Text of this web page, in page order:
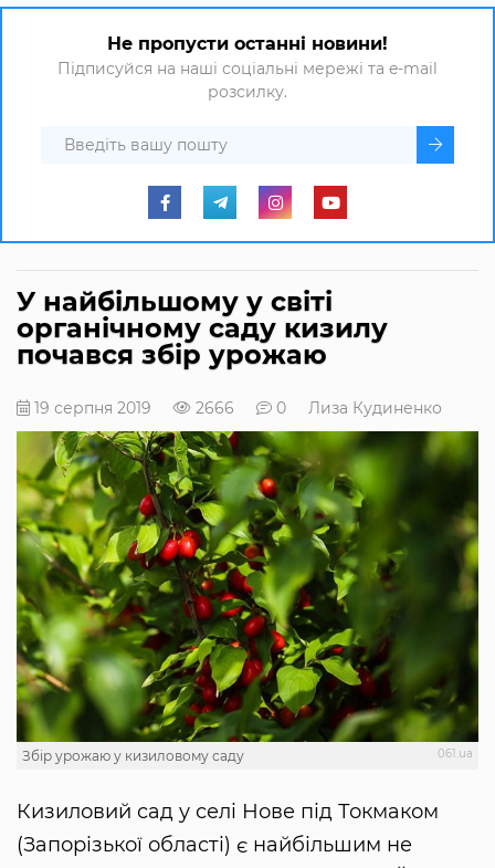
Не пропусти останні новини!
Підписуйся на наші соціальні мережі та e-mail
розсилку.
У найбільшому у світі
органічному саду кизилу
почався збір урожаю
19 серпня 2019 2666 0 Лиза Кудиненко
061.ua
Збір урожаю у кизиловому саду
Кизиловий сад у селі Нове під Токмаком
(Запорізької області) є найбільшим не